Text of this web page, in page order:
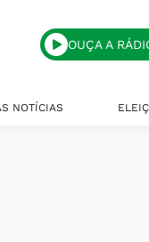
OUÇA A
NOTÍCIAS